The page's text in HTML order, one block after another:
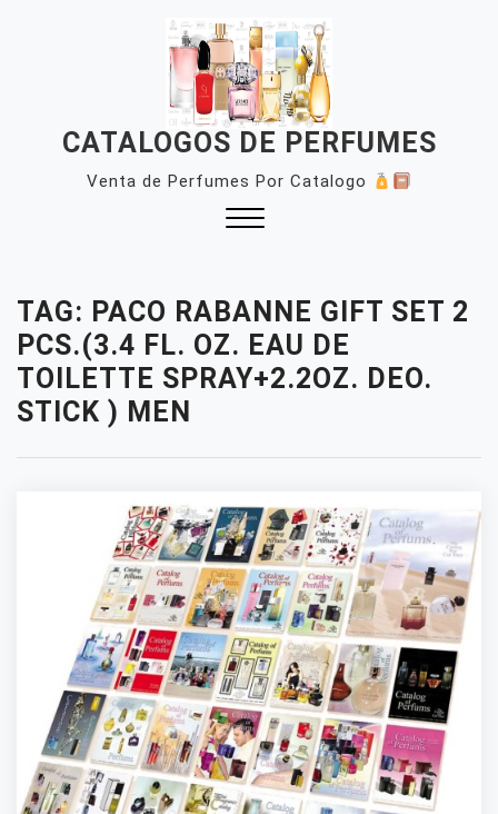
CATALOGOS DE PERFUMES
Venta de Perfumes Por Catalogo
TAG: PACO RABANNE GIFT SET 2
PCS.(3.4 FL. OZ. EAU DE
TOILETTE SPRAY+2.2OZ. DEO.
STICK ) MEN